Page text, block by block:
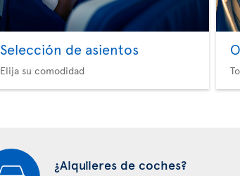
Selección de asientos
Elija su comodidad
¿Alquileres de coches?